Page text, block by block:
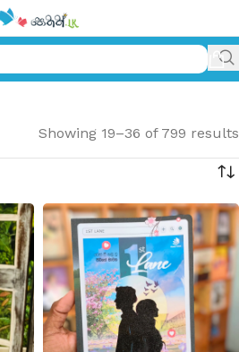
Showing 19–36 of 799 results